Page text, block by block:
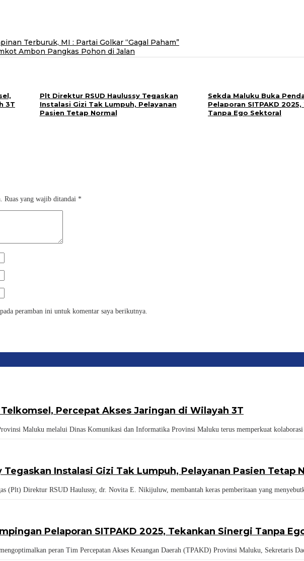
Terburuk, MI : Partai Golkar “Gagal Paham”
Ambon Pangkas Pohon di Jalan
3T
Plt Direktur RSUD Haulussy Tegaskan
Instalasi Gizi Tak Lumpuh, Pelayanan
Pasien Tetap Normal
Sekda Maluku Buka
Pelaporan SITPAKD
Tanpa Ego Sektoral
Ruas yang wajib ditandai *
peramban ini untuk komentar saya berikutnya.
Percepat Akses Jaringan di Wilayah 3T
Maluku melalui Dinas Komunikasi dan Informatika Provinsi Maluku terus memperkuat kolaborasi
Instalasi Gizi Tak Lumpuh, Pelayanan Pasien Tetap
(Plt) Direktur RSUD Haulussy, dr. Novita E. Nikijuluw, membantah keras pemberitaan yang
Pelaporan SITPAKD 2025, Tekankan Sinergi Tanpa
peran Tim Percepatan Akses Keuangan Daerah (TPAKD) Provinsi Maluku, Sekretaris